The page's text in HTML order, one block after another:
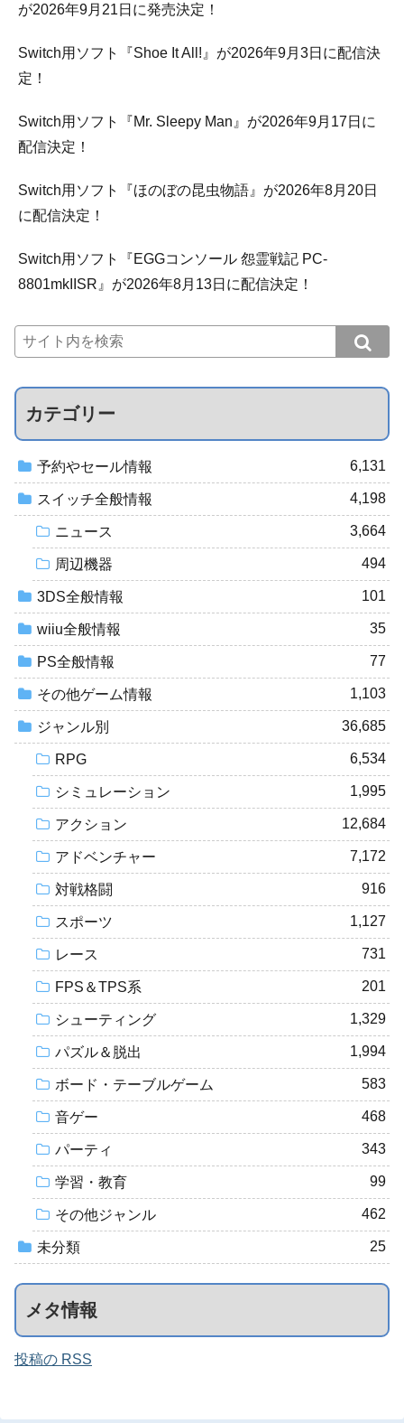
が2026年9月21日に発売決定！
Switch用ソフト『Shoe It All!』が2026年9月3日に配信決
定！
Switch用ソフト『Mr. Sleepy Man』が2026年9月17日に
配信決定！
Switch用ソフト『ほのぼの昆虫物語』が2026年8月20日
に配信決定！
Switch用ソフト『EGGコンソール 怨霊戦記 PC-
8801mkIISR』が2026年8月13日に配信決定！
カテゴリー
予約やセール情報 6,131
スイッチ全般情報 4,198
ニュース 3,664
周辺機器 494
3DS全般情報 101
wiiu全般情報 35
PS全般情報 77
その他ゲーム情報 1,103
ジャンル別 36,685
RPG 6,534
シミュレーション 1,995
アクション 12,684
アドベンチャー 7,172
対戦格闘 916
スポーツ 1,127
レース 731
FPS＆TPS系 201
シューティング 1,329
パズル＆脱出 1,994
ボード・テーブルゲーム 583
音ゲー 468
パーティ 343
学習・教育 99
その他ジャンル 462
未分類 25
メタ情報
投稿の RSS